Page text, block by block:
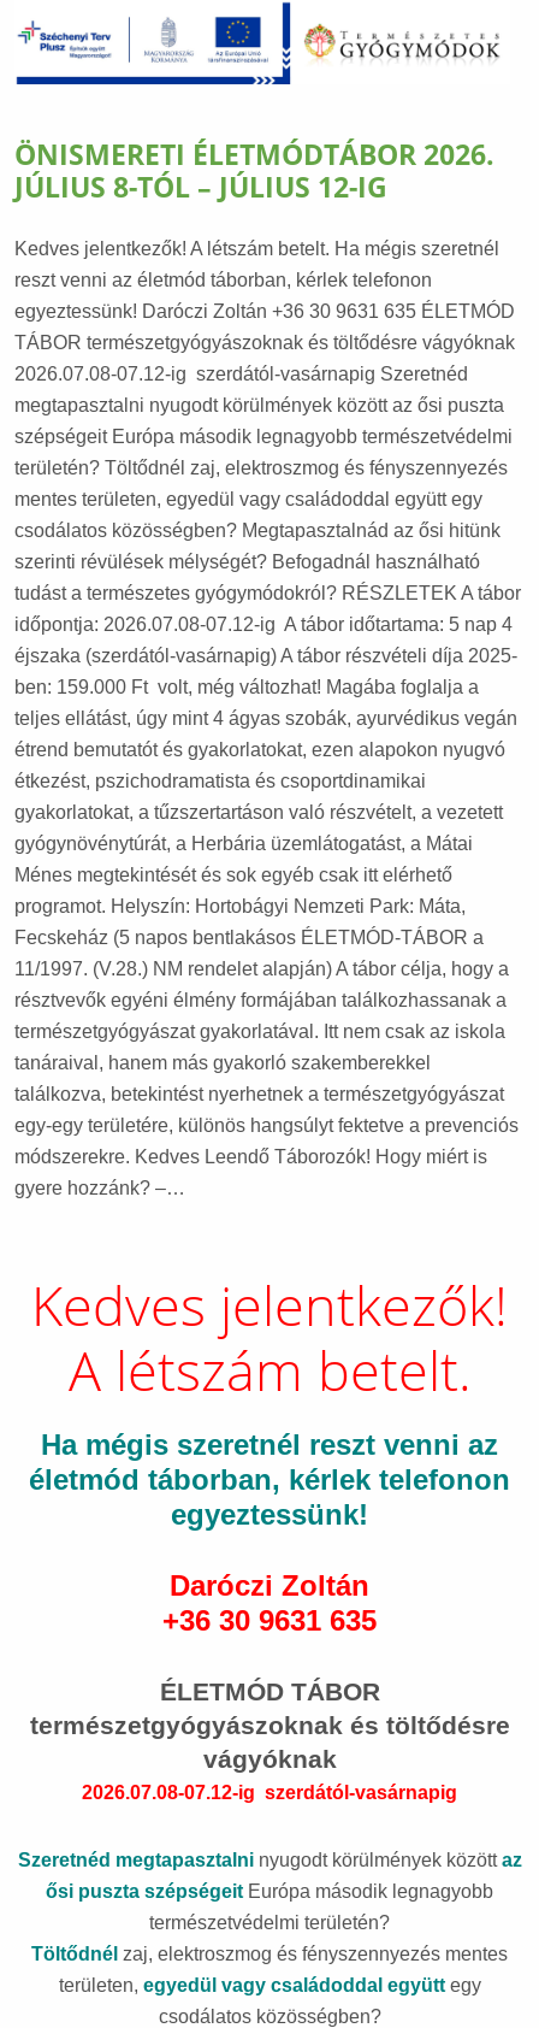
ÖNISMERETI ÉLETMÓDTÁBOR 2026.
JÚLIUS 8-TÓL – JÚLIUS 12-IG
Kedves jelentkezők! A létszám betelt. Ha mégis szeretnél
reszt venni az életmód táborban, kérlek telefonon
egyeztessünk! Daróczi Zoltán +36 30 9631 635 ÉLETMÓD
TÁBOR természetgyógyászoknak és töltődésre vágyóknak
2026.07.08-07.12-ig szerdától-vasárnapig Szeretnéd
megtapasztalni nyugodt körülmények között az ősi puszta
szépségeit Európa második legnagyobb természetvédelmi
területén? Töltődnél zaj, elektroszmog és fényszennyezés
mentes területen, egyedül vagy családoddal együtt egy
csodálatos közösségben? Megtapasztalnád az ősi hitünk
szerinti révülések mélységét? Befogadnál használható
tudást a természetes gyógymódokról? RÉSZLETEK A tábor
időpontja: 2026.07.08-07.12-ig A tábor időtartama: 5 nap 4
éjszaka (szerdától-vasárnapig) A tábor részvételi díja 2025-
ben: 159.000 Ft volt, még változhat! Magába foglalja a
teljes ellátást, úgy mint 4 ágyas szobák, ayurvédikus vegán
étrend bemutatót és gyakorlatokat, ezen alapokon nyugvó
étkezést, pszichodramatista és csoportdinamikai
gyakorlatokat, a tűzszertartáson való részvételt, a vezetett
gyógynövénytúrát, a Herbária üzemlátogatást, a Mátai
Ménes megtekintését és sok egyéb csak itt elérhető
programot. Helyszín: Hortobágyi Nemzeti Park: Máta,
Fecskeház (5 napos bentlakásos ÉLETMÓD-TÁBOR a
11/1997. (V.28.) NM rendelet alapján) A tábor célja, hogy a
résztvevők egyéni élmény formájában találkozhassanak a
természetgyógyászat gyakorlatával. Itt nem csak az iskola
tanáraival, hanem más gyakorló szakemberekkel
találkozva, betekintést nyerhetnek a természetgyógyászat
egy-egy területére, különös hangsúlyt fektetve a prevenciós
módszerekre. Kedves Leendő Táborozók! Hogy miért is
gyere hozzánk? –…
Kedves jelentkezők!
A létszám betelt.
Ha mégis szeretnél reszt venni az
életmód táborban, kérlek telefonon
egyeztessünk!
Daróczi Zoltán
+36 30 9631 635
ÉLETMÓD TÁBOR
természetgyógyászoknak és töltődésre
vágyóknak
2026.07.08-07.12-ig szerdától-vasárnapig
Szeretnéd megtapasztalninyugodt körülmények közöttaz
ősi puszta szépségeit Európa második legnagyobb
természetvédelmi területén?
Töltődnél zaj, elektroszmog és fényszennyezés mentes
területen, egyedül vagy családoddal együtt egy
csodálatos közösségben?